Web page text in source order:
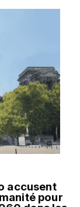
accusent
pour